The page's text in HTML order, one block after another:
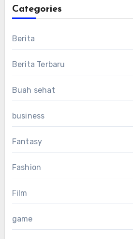
Categories
Berita
Berita Terbaru
Buah sehat
business
Fantasy
Fashion
Film
game